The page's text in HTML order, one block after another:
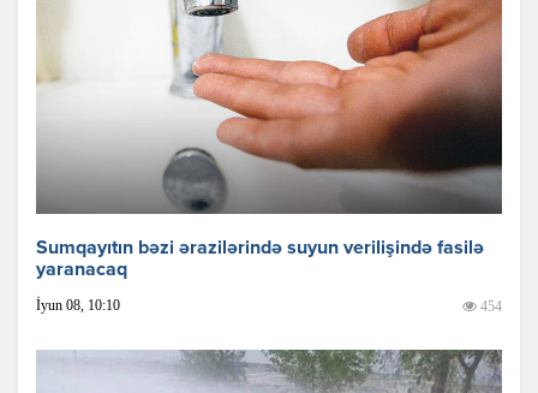
Sumqayıtın bəzi ərazilərində suyun verilişində fasilə
yaranacaq
İyun 08, 10:10 454